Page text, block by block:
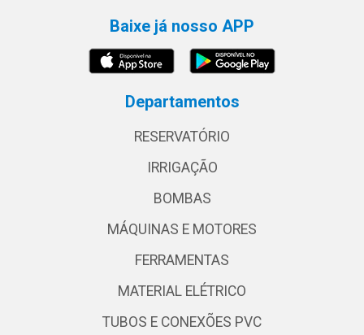
Baixe já nosso APP
Departamentos
RESERVATÓRIO
IRRIGAÇÃO
BOMBAS
MÁQUINAS E MOTORES
FERRAMENTAS
MATERIAL ELÉTRICO
TUBOS E CONEXÕES PVC